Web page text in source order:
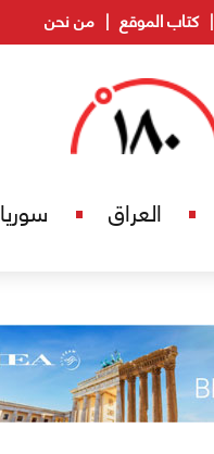
كتاب الموقع من نحن
العراق سوريا